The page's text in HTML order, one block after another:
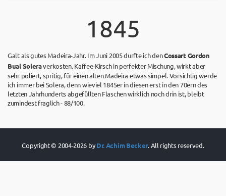
1845
Galt als gutes Madeira-Jahr. Im Juni 2005 durfte ich denCossart Gordon
Bual Soleraverkosten. Kaffee-Kirsch in perfekter Mischung, wirkt aber
sehr poliert, spritig, für einen alten Madeira etwas simpel. Vorsichtig werde
ich immer bei Solera, denn wieviel 1845er in diesen erst in den 70ern des
letzten Jahrhunderts abgefüllten Flaschen wirklich noch drin ist, bleibt
zumindest fraglich - 88/100.
Copyright © 2004-2026 byDr. Achim Becker. All rights reserved.